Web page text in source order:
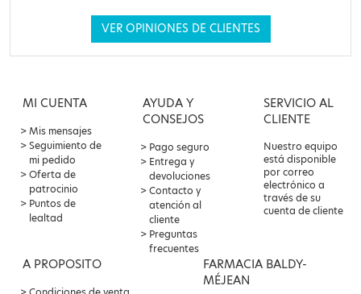
VER OPINIONES DE CLIENTES
MI CUENTA
Mis mensajes
Seguimiento de
mi pedido
Oferta de
patrocinio
Puntos de
lealtad
AYUDA Y
CONSEJOS
Pago seguro
Entrega y
devoluciones
Contacto y
atención al
cliente
Preguntas
frecuentes
SERVICIO AL
CLIENTE
Nuestro equipo
está disponible
por correo
electrónico a
través de su
cuenta de cliente
A PROPOSITO
FARMACIA BALDY-
MÉJEAN